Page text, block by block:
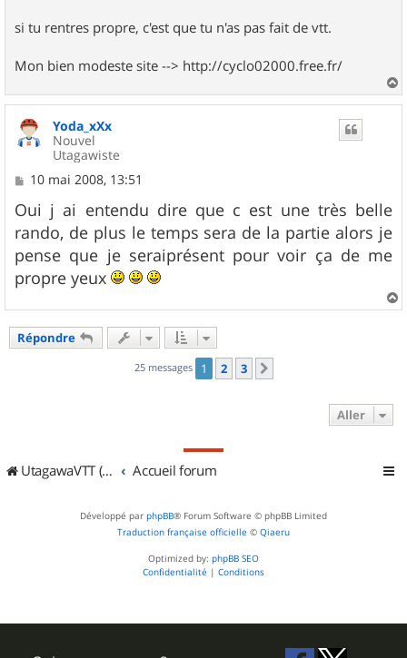
si tu rentres propre, c'est que tu n'as pas fait de vtt.
Mon bien modeste site --> http://cyclo02000.free.fr/
a
Yoda_xXx
Nouvel
Utagawiste
M
s
s
a
g
e
10 mai 2008, 13:51
Oui j ai entendu dire que c est une très belle
rando, de plus le temps sera de la partie alors je
pense que je seraiprésent pour voir ça de me
propre yeux
a
Répondre
25 messages 1 2 3
Aller
UtagawaVTT (Randos VTT et VTTAE avec traces GPS) Accueil forum
Développé par phpBB® Forum Software © phpBB Limited
Traduction française officielle © Qiaeru
Optimized by: phpBB SEO
Confidentialité | Conditions